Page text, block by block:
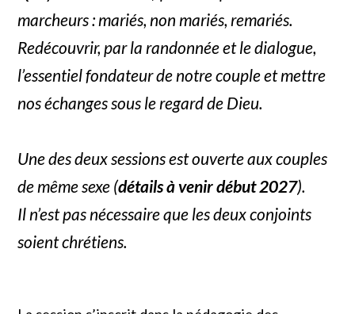
marcheurs : mariés, non mariés, remariés.
Redécouvrir, par la randonnée et le dialogue,
l’essentiel fondateur de notre couple et mettre
nos échanges sous le regard de Dieu.
Une des deux sessions est ouverte aux couples
de même sexe (détails à venir début 2027).
Il n’est pas nécessaire que les deux conjoints
soient chrétiens.